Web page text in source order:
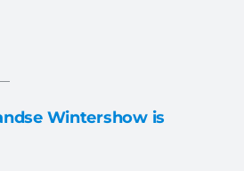
Wintershow is